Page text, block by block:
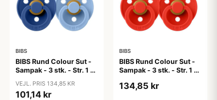
BIBS
BIBS Rund Colour Sut -
Sampak - 3 stk. - Str. 1 -
VEJL. PRIS 134,85 KR
101,14 kr
BIBS
BIBS Rund Colour Sut -
Sampak - 3 stk. - Str. 1 -
134,85 kr